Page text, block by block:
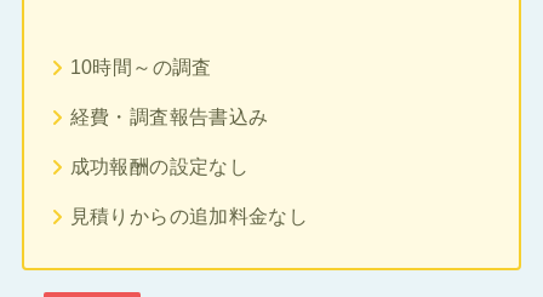
10時間～の調査
経費・調査報告書込み
成功報酬の設定なし
見積りからの追加料金なし